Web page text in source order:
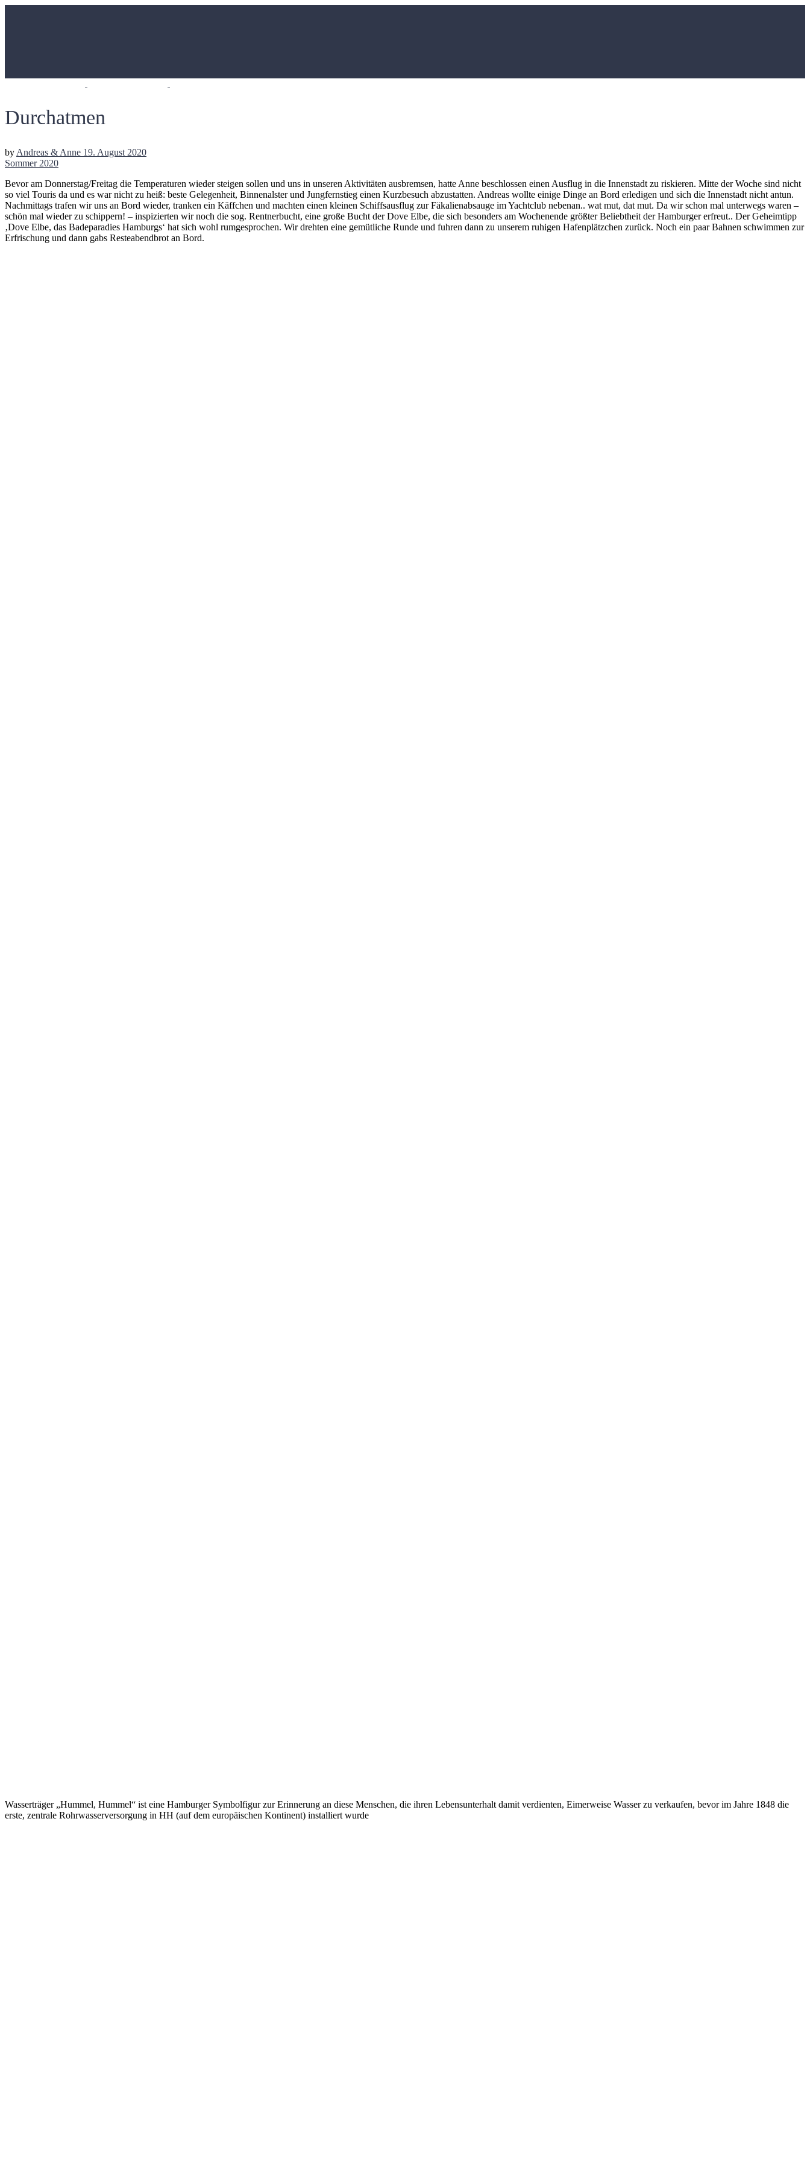
Durchatmen
byAndreas & Anne 19. August 2020
Sommer 2020
Bevor am Donnerstag/Freitag die Temperaturen wieder steigen sollen und uns in unseren Aktivitäten ausbremsen, hatte Anne beschlossen einen Ausflug in die Innenstadt zu riskieren. Mitte der Woche sind nicht
so viel Touris da und es war nicht zu heiß: beste Gelegenheit, Binnenalster und Jungfernstieg einen Kurzbesuch abzustatten. Andreas wollte einige Dinge an Bord erledigen und sich die Innenstadt nicht antun.
Nachmittags trafen wir uns an Bord wieder, tranken ein Käffchen und machten einen kleinen Schiffsausflug zur Fäkalienabsauge im Yachtclub nebenan.. wat mut, dat mut. Da wir schon mal unterwegs waren –
schön mal wieder zu schippern! – inspizierten wir noch die sog. Rentnerbucht, eine große Bucht der Dove Elbe, die sich besonders am Wochenende größter Beliebtheit der Hamburger erfreut.. Der Geheimtipp
‚Dove Elbe, das Badeparadies Hamburgs‘ hat sich wohl rumgesprochen. Wir drehten eine gemütliche Runde und fuhren dann zu unserem ruhigen Hafenplätzchen zurück. Noch ein paar Bahnen schwimmen zur
Erfrischung und dann gabs Resteabendbrot an Bord.
Wasserträger „Hummel, Hummel“ ist eine Hamburger Symbolfigur zur Erinnerung an diese Menschen, die ihren Lebensunterhalt damit verdienten, Eimerweise Wasser zu verkaufen, bevor im Jahre 1848 die
erste, zentrale Rohrwasserversorgung in HH (auf dem europäischen Kontinent) installiert wurde